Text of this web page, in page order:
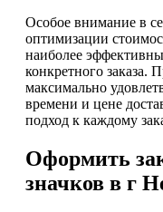
Особое внимание в
оптимизации
наиболее
конкретного заказа.
максимально
времени и цене
подход к каждому
Оформить
значков в г